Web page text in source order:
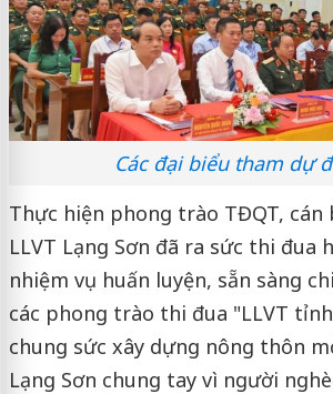
Các đại biểu tham dự
Thực hiện phong trào TĐQT, cán
LLVT Lạng Sơn đã ra sức thi đua
nhiệm vụ huấn luyện, sẵn sàng
các phong trào thi đua "LLVT
chung sức xây dựng nông thôn
Lạng Sơn chung tay vì người